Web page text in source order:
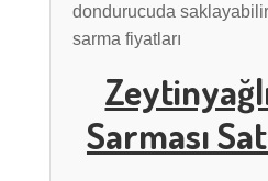
dondurucuda
sarma fiyatları
Sarması